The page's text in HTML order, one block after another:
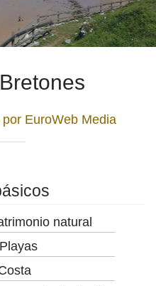
EuroWeb Media
natural
Playas